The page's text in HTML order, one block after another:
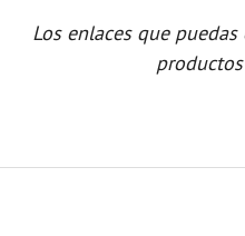
Los enlaces que